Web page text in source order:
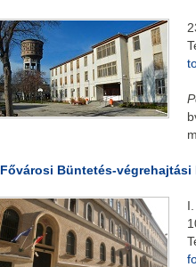
Fővárosi Büntetés-végrehajtási